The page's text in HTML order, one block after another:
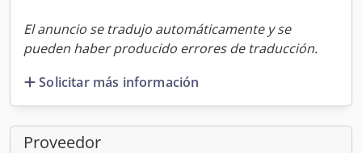
El anuncio se tradujo automáticamente y se
pueden haber producido errores de traducción.
Solicitar más información
Proveedor